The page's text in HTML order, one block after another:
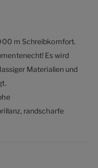
m Schreibkomfort.
Es wird
Materialien und
randscharfe